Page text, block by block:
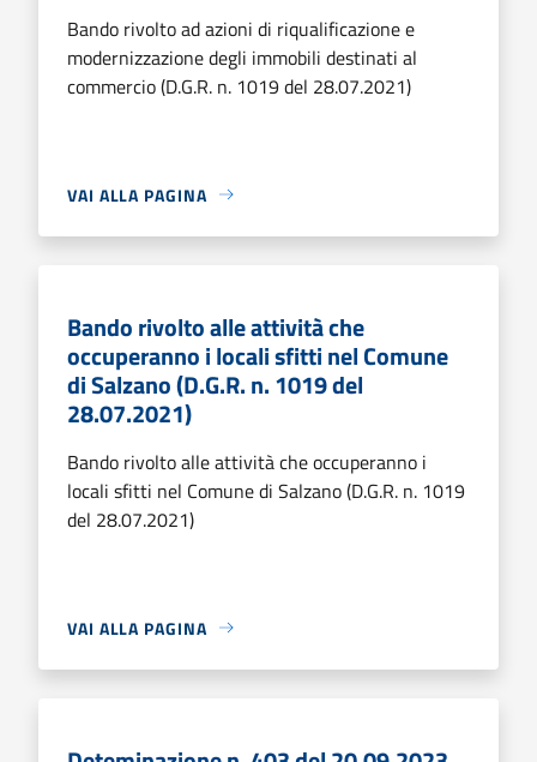
Bando rivolto ad azioni di riqualificazione e
modernizzazione degli immobili destinati al
commercio (D.G.R. n. 1019 del 28.07.2021)
VAI ALLA PAGINA
Bando rivolto alle attività che
occuperanno i locali sfitti nel Comune
di Salzano (D.G.R. n. 1019 del
28.07.2021)
Bando rivolto alle attività che occuperanno i
locali sfitti nel Comune di Salzano (D.G.R. n. 1019
del 28.07.2021)
VAI ALLA PAGINA